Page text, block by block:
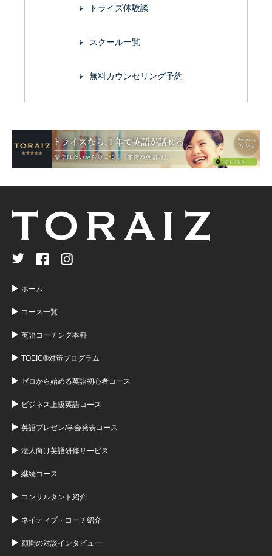
トライズ体験談
スクール一覧
無料カウンセリング予約
ホーム
コース一覧
英語コーチング本科
TOEIC®対策プログラム
ゼロから始める英語初心者コース
ビジネス上級英語コース
英語プレゼン/学会発表コース
法人向け英語研修サービス
継続コース
コンサルタント紹介
ネイティブ・コーチ紹介
顧問の対談インタビュー